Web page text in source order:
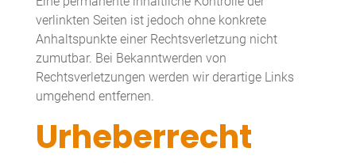
verlinkten Seiten ist jedoch ohne konkrete
Anhaltspunkte einer Rechtsverletzung nicht
zumutbar. Bei Bekanntwerden von
Rechtsverletzungen werden wir derartige Links
umgehend entfernen.
Urheberrecht